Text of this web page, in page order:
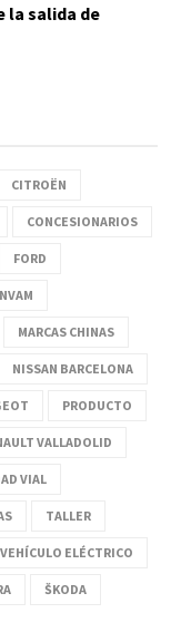
la salida de
CITROËN
CONCESIONARIOS
FORD
MARCAS CHINAS
NISSAN BARCELONA
PRODUCTO
VALLADOLID
VIAL
TALLER
VEHÍCULO ELÉCTRICO
ŠKODA